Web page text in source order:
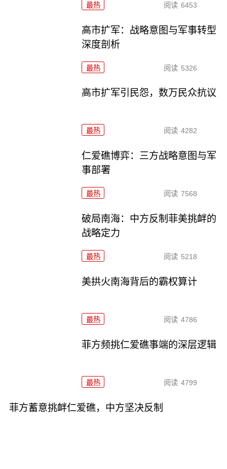
最热 阅读 6453
高市扩军：战略意图与军事转型
深度剖析
最热 阅读 5326
高市扩军引民怨，数万民众抗议
最热 阅读 4282
仁爱礁博弈：三方战略意图与军
事部署
最热 阅读 7568
破局南海：中方反制菲美挑衅的
战略定力
最热 阅读 5218
美拱火南海背后的霸权算计
最热 阅读 4786
菲方频挑仁爱礁事端的深层逻辑
最热 阅读 4799
菲方蓄意挑衅仁爱礁，中方坚决反制